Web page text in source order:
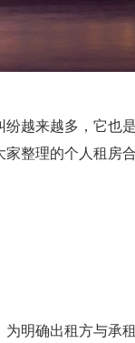
越来越多，它也
整理的个人租房
明确出租方与承